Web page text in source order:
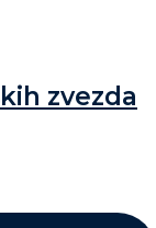
zvezda